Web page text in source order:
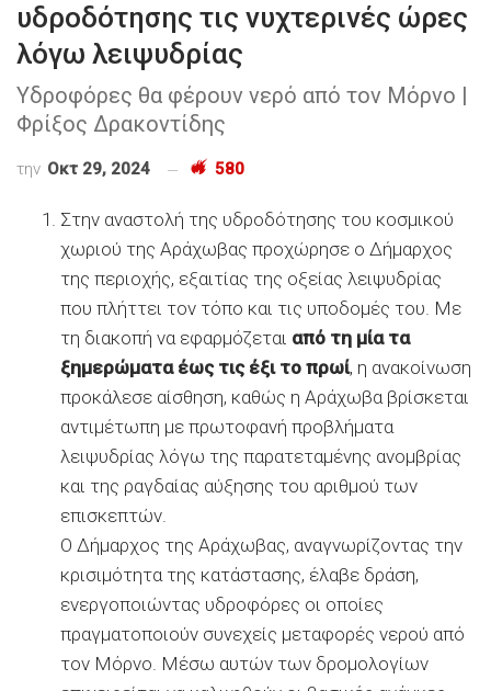
υδροδότησης τις νυχτερινές ώρες
λόγω λειψυδρίας
Υδροφόρες θα φέρουν νερό από τον Μόρνο |
Φρίξος Δρακοντίδης
την Οκτ 29, 2024 580
Στην αναστολή της υδροδότησης του κοσμικού
χωριού της Αράχωβας προχώρησε ο Δήμαρχος
της περιοχής, εξαιτίας της οξείας λειψυδρίας
που πλήττει τον τόπο και τις υποδομές του. Με
τη διακοπή να εφαρμόζεται από τη μία τα
ξημερώματα έως τις έξι το πρωί, η ανακοίνωση
προκάλεσε αίσθηση, καθώς η Αράχωβα βρίσκεται
αντιμέτωπη με πρωτοφανή προβλήματα
λειψυδρίας λόγω της παρατεταμένης ανομβρίας
και της ραγδαίας αύξησης του αριθμού των
επισκεπτών.
Ο Δήμαρχος της Αράχωβας, αναγνωρίζοντας την
κρισιμότητα της κατάστασης, έλαβε δράση,
ενεργοποιώντας υδροφόρες οι οποίες
πραγματοποιούν συνεχείς μεταφορές νερού από
τον Μόρνο. Μέσω αυτών των δρομολογίων